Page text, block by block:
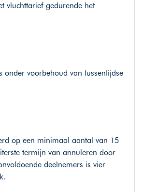
vluchttarief gedurende het
onder voorbehoud van tussentijdse
op een minimaal aantal van 15
termijn van annuleren door
deelnemers is vier